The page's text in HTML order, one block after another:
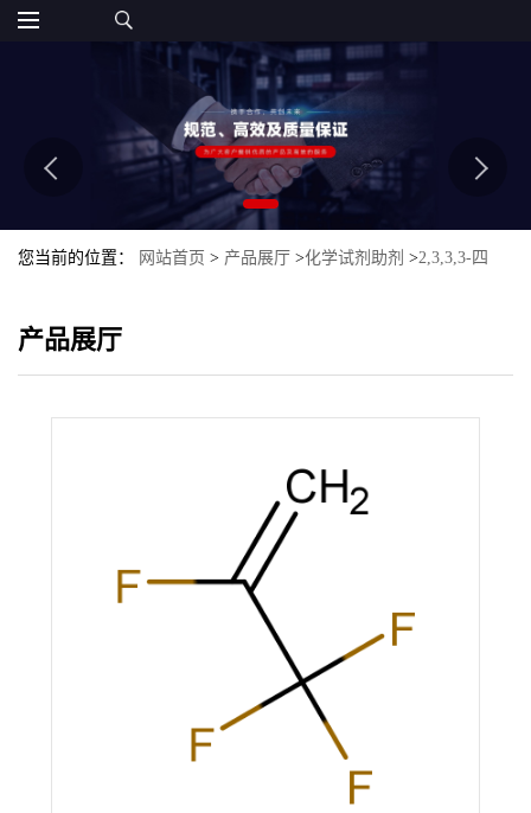
您当前的位置： 网站首页 > 产品展厅 >化学试剂助剂 >2,3,3,3-四
产品展厅